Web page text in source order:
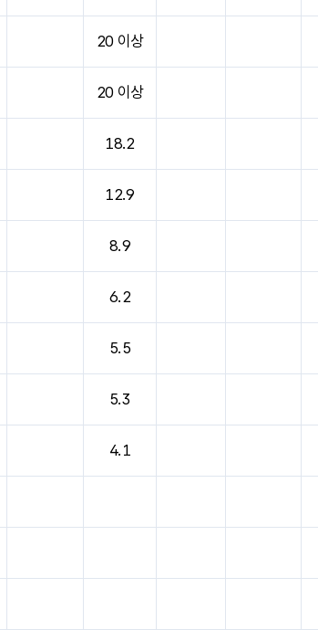
20 이상
20 이상
18.2
12.9
8.9
6.2
5.5
5.3
4.1